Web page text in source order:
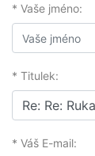
* Vaše jméno:
* Titulek:
* Váš E-mail: